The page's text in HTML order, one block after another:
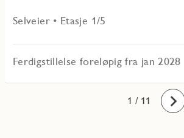
Selveier • Etasje 1/5
Ferdigstillelse foreløpig fra jan 2028
1
2
3
4
5
6
7
8
9
10
11 / 11